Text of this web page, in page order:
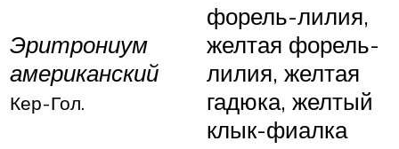
Эритрониум
американский
Кер-Гол.
форель-лилия,
желтая форель-
лилия, желтая
гадюка, желтый
клык-фиалка